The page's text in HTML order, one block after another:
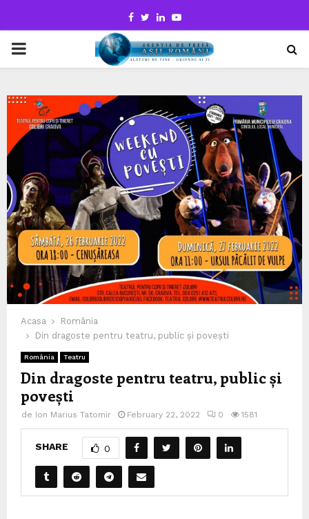
Facebook
TwitterLinkedinYoutube
PRIMARY
Acasa
România
Din dragoste pentru teatru, public și povești
România Teatru
Din dragoste pentru teatru, public și
povești
de Ion Marius Tatomir February 22, 2022 0 1581
SHARE 0